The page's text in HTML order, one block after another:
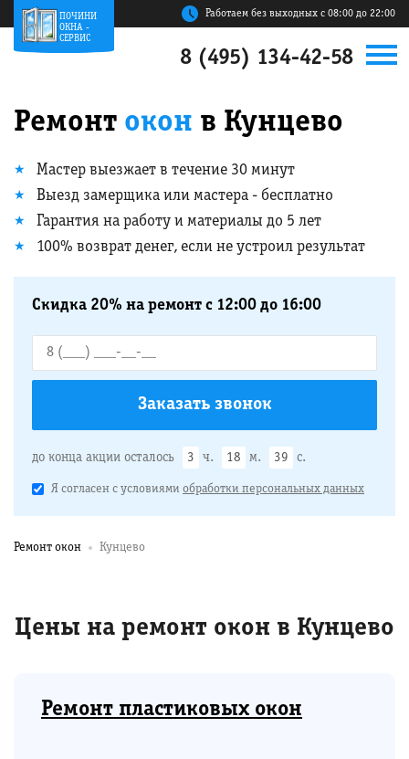
ПОЧИНИ
ОКНА -
СЕРВИС
Работаем без выходных с 08:00 до 22:00
8 (495) 134-42-58
Ремонт окон в Кунцево
Мастер выезжает в течение 30 минут
Выезд замерщика или мастера - бесплатно
Гарантия на работу и материалы до 5 лет
100% возврат денег, если не устроил результат
Скидка 20% на ремонт с 12:00 до 16:00
до конца акции осталось 3 ч. 18 м. 38 с.
Я согласен с условиями обработки персональных данных
Ремонт окон Кунцево
Цены на ремонт окон в Кунцево
Ремонт пластиковых окон